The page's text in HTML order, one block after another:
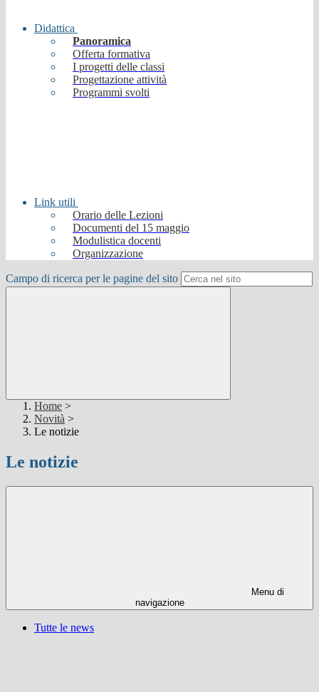
Didattica
Panoramica
Offerta formativa
I progetti delle classi
Progettazione attività
Programmi svolti
Link utili
Orario delle Lezioni
Documenti del 15 maggio
Modulistica docenti
Organizzazione
Campo di ricerca per le pagine del sito
Home >
Novità >
Le notizie
Le notizie
Menu di
navigazione
Tutte le news